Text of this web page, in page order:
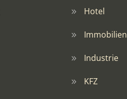
Hotel
Immobilien
Industrie
KFZ